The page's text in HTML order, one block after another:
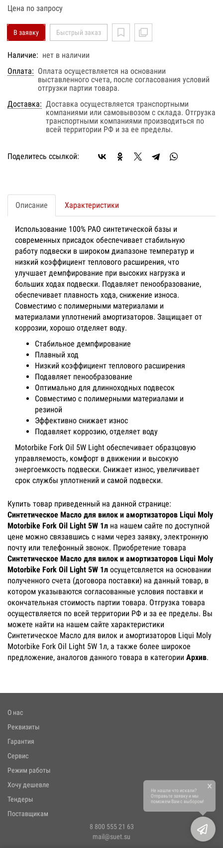
Цена по запросу
В заявку Быстрый заказ
Наличие: нет в наличии
Оплата: Оплата осуществляется на основании
выставленного счета, после согласования условий
отгрузки партии товара.
Доставка: Доставка осуществляется транспортными
компаниями или самовывозом с склада. Отгрузка
транспортными компаниями производиться по
всей территории РФ и за ее пределы.
Поделитесь ссылкой:
Описание Характеристики
Использование 100% РАО синтетической базы и
современных присадок обеспечивает стабильную
работу подвески в широком диапазоне температур и
низкий коэффициент теплового расширения, что
улучшает демпфирование при высоких нагрузка и
больших ходах подвески. Подавляет пенообразование,
обеспечивает плавность хода, снижение износа.
Совместимо с полимерными материалами и
материалами уплотнений амортизаторов. Защищает от
коррозии, хорошо отделяет воду.
Стабильное демпфирование
Плавный ход
Низкий коэффициент теплового расширения
Подавляет пенообразование
Оптимально для длинноходных подвесок
Совместимо с полимерными материалами и
резиной
Эффективно снижает износ
Подавляет коррозию, отделяет воду
Motorbike Fork Oil 5W Light обеспечивает образцовую
управляемость, комфорт в движении и высокую
энергоемкость подвески. Снижает износ, увеличивает
срок службы уплотнений и самой подвески.
Купить товар приведенный на данной странице:
Синтетическое Масло для вилок и амортизаторов Liqui Moly
Motorbike Fork Oil Light 5W 1л на нашем сайте по доступной
цене можно связавшись с нами через заявку, электронную
почту или телефонный звонок. Приобретение товара
Синтетическое Масло для вилок и амортизаторов Liqui Moly
Motorbike Fork Oil Light 5W 1л осущетсвляется на основании
полученного счета (договора поставки) на данный товар, в
котором указываются согласованные условия поставки и
окончательная стоимость партии товара. Отгрузка товара
осуществляется по всей территории РФ и за ее пределы. Вы
можете найти на нашем сайте характеристики
Синтетическое Масло для вилок и амортизаторов Liqui Moly
Motorbike Fork Oil Light 5W 1л, а также более широкое
предложение, аналогов данного товара в категории Архив.
О нас
Реквизиты
Гарантия
Сервис
Режим работы
Хочу дешевле
Тендеры
Поставщикам
8 800 555 21 63
mail@suet.su
Не нашли что искали?
Отправьте заявку и мы
поможем Вам с выбором!
×